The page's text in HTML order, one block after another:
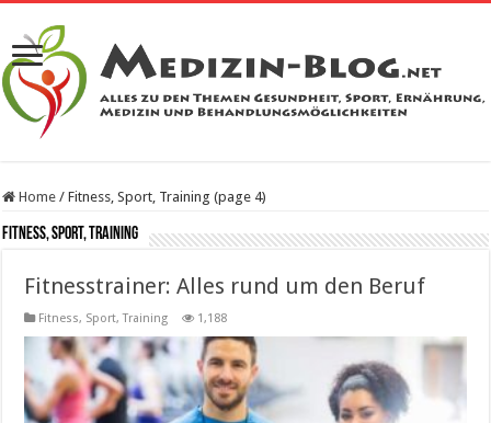
Home / Fitness, Sport, Training (page 4)
Fitness, Sport, Training
Fitnesstrainer: Alles rund um den Beruf
Fitness, Sport, Training 1,188